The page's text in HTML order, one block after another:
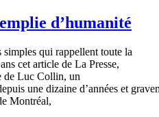
d’humanité
simples qui rappellent toute la
cet article de La Presse,
de Luc Collin, un
une dizaine d’années et
Montréal,